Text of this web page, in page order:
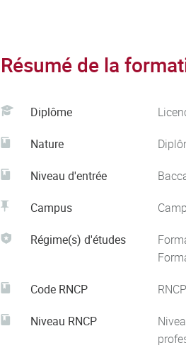
Résumé de la
Diplôme
Nature
Niveau d'entrée
Campus
Régime(s) d'études
Code RNCP
Niveau RNCP